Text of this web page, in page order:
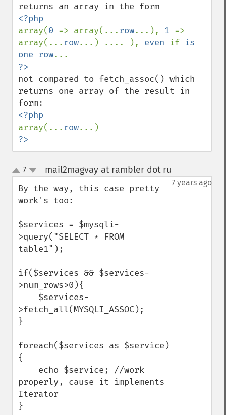
array(0 => array(...row...), 1 =>
array(...row...) .... ), even if is
one row
not compared to fetch_assoc() which
returns one array of the result in
array(...row
?>
up
down
7 mail2magvay at rambler dot ru
7 years ago
By the way, this case pretty
work's too:
$services = $mysqli-
>query("SELECT * FROM
table1");
if($services && $services-
>num_rows>0){
>fetch_all(MYSQLI_ASSOC);
}
foreach($services as $service)
{
properly, cause it implements
Iterator
}